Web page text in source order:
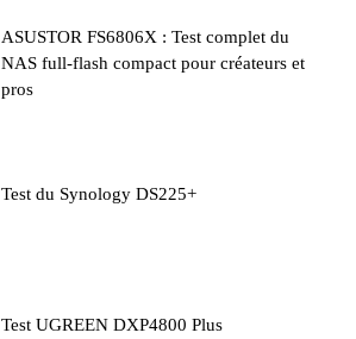
ASUSTOR FS6806X : Test complet du
NAS full-flash compact pour créateurs et
pros
Test du Synology DS225+
Test UGREEN DXP4800 Plus